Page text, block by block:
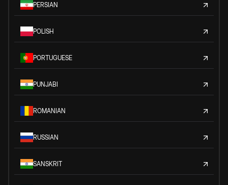
PERSIAN
POLISH
PORTUGUESE
PUNJABI
ROMANIAN
RUSSIAN
SANSKRIT